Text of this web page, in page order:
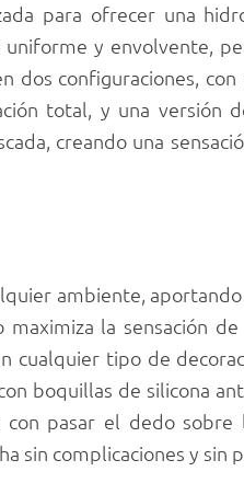
para ofrecer una
y envolvente,
dos configuraciones,
total, y una versión
creando una
ambiente,
maximiza la sensación
tipo de
boquillas de silicona
pasar el dedo
sin complicaciones y sin